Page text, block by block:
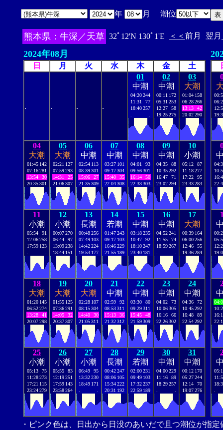
年 月 潮位
熊本県：牛深／天草 32ﾟ12'N 130ﾟ1'E ＜＜ 前月 翌月
2024年08月
日 月 火 水 木 金 土
. . . .
01
中潮
04:20244
11:31
77
18:40257
02
中潮
00:11 172
05:31 253
12:27
58
19:25275
03
大潮
01:04 158
06:28266
13:13
42
20:02290
04
大潮
01:45 142
07:16281
13:54
30
20:35301
05
大潮
02:21 127
07:59293
14:31
25
21:06307
06
中潮
02:54 113
08:39301
15:06
27
21:35309
07
中潮
03:27 101
09:17304
15:40
35
22:04308
08
中潮
04:01
93
09:56301
16:14
50
22:33303
09
中潮
04:35
88
10:35292
16:47
71
23:02294
10
小潮
05:12
87
11:18277
17:22
95
23:33283
11
小潮
05:54
91
12:06258
17:59 123
12
小潮
00:07270
06:44
97
13:09238
18:44 151
13
長潮
00:48256
07:49 103
14:42224
19:53 177
14
若潮
01:47243
09:17 103
16:46229
21:55 189
15
中潮
03:18235
10:47
92
18:10247
23:40 181
16
中潮
04:52241
11:55
74
18:59267
17
大潮
00:39 164
06:00256
12:46
55
19:36284
18
大潮
01:20 145
06:52274
13:28
41
20:07298
19
大潮
01:55 125
07:36291
14:05
32
20:37307
20
大潮
02:28 107
08:15304
14:40
30
21:05311
21
中潮
02:59
92
08:53311
15:13
36
21:32312
22
中潮
03:30
80
09:29311
15:45
48
21:59309
23
中潮
04:02
73
10:06305
16:16
66
22:26302
24
中潮
04:36
72
10:45292
16:48
89
22:54292
25
小潮
05:13
75
11:28273
17:21 115
23:24279
26
小潮
05:55
83
12:19251
17:59 143
23:58264
27
小潮
06:49
95
13:32230
18:49 171
28
長潮
00:42247
08:06 105
15:34222
20:31 192
29
若潮
02:00231
09:49 103
17:32237
22:59 189
30
中潮
04:00229
11:16
89
18:29257
31
中潮
00:12 170
05:27244
12:14
70
19:07276
・ピンク色は、日出から日没のあいだで且つ潮位が指